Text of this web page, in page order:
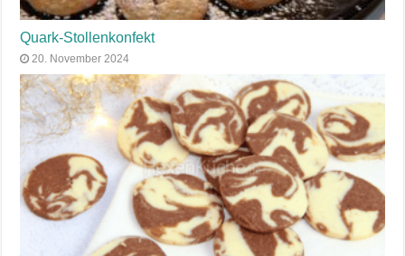
Quark-Stollenkonfekt
20. November 2024